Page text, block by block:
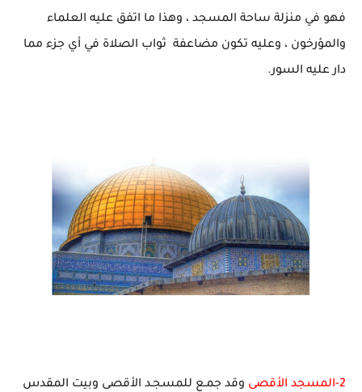
فهو في منزلة ساحة المسجد ، وهذا ما اتفق عليه العلماء
والمؤرخون ، وعليه تكون مضاعفة ثواب الصلاة في أي جزء مما
دار عليه السور.
2-المسجد الأقصى
وقد جمـع للمسجـد الأقصى وبيت المقدس